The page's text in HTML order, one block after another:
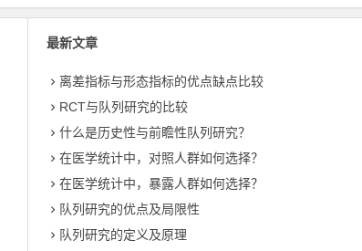
最新文章
离差指标与形态指标的优点缺点比较
RCT与队列研究的比较
什么是历史性与前瞻性队列研究？
在医学统计中，对照人群如何选择？
在医学统计中，暴露人群如何选择？
队列研究的优点及局限性
队列研究的定义及原理